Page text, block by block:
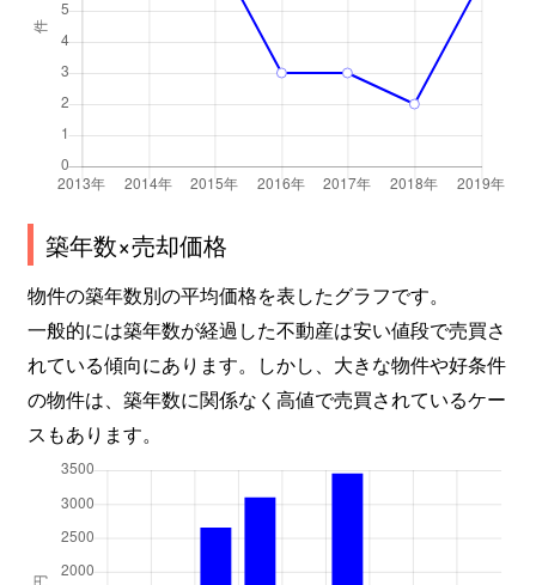
築年数×売却価格
物件の築年数別の平均価格を表したグラフです。
一般的には築年数が経過した不動産は安い値段で売買さ
れている傾向にあります。しかし、大きな物件や好条件
の物件は、築年数に関係なく高値で売買されているケー
スもあります。